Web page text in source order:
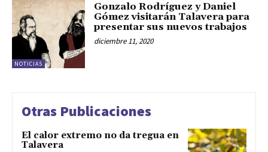
NOTICIAS
Gonzalo Rodríguez y Daniel
Gómez visitarán Talavera para
presentar sus nuevos trabajos
diciembre 11, 2020
Otras Publicaciones
El calor extremo no da tregua en
Talavera